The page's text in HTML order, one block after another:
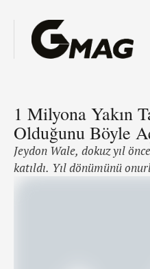
1 Milyona Yakın
Olduğunu Böyle
Jeydon Wale, dokuz yıl
katıldı. Yıl dönümünü